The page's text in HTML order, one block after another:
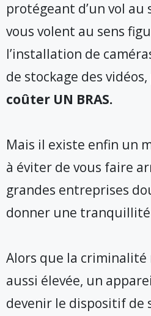
protégeant d’un vol au
vous volent au sens
l’installation de
de stockage des vidéos,
coûter UN BRAS.
Mais il existe enfin un
à éviter de vous faire
grandes entreprises
donner une tranquillité
Alors que la criminalité
aussi élevée, un
devenir le dispositif de